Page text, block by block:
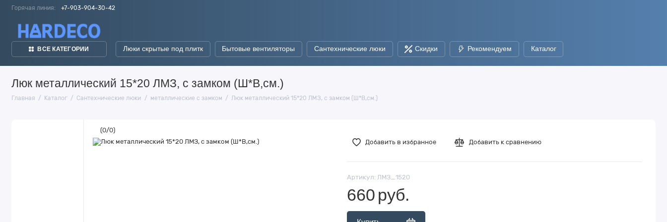
Горячая линия: +7-903-904-30-42
ВСЕ КАТЕГОРИИ Люки скрытые под плитк Бытовые вентиляторы Сантехнические люки Скидки Рекомендуем Каталог
Люк металлический 15*20 ЛМЗ, с замком (Ш*В,см.)
Главная Каталог Сантехнические люки металлические с замком Люк металлический 15*20 ЛМЗ, с замком (Ш*В,см.)
(0/0)
Добавить в избранное
Добавить к сравнению
Артикул:ЛМЗ_1520
660 руб.